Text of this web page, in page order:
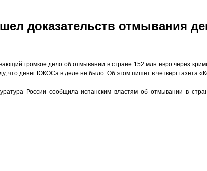
доказательств отмывания
громкое дело об отмывании в cтране 152 млн евро через
что денег ЮКОСа в деле не было. Об этом пишет в четверг газета
России сообщила испанским властям об отмывании в